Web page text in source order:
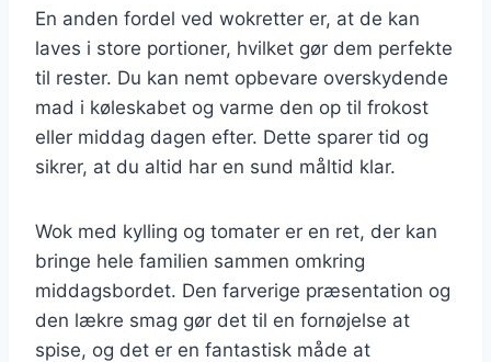
En anden fordel ved wokretter er, at de kan
laves i store portioner, hvilket gør dem perfekte
til rester. Du kan nemt opbevare overskydende
mad i køleskabet og varme den op til frokost
eller middag dagen efter. Dette sparer tid og
sikrer, at du altid har en sund måltid klar.
Wok med kylling og tomater er en ret, der kan
bringe hele familien sammen omkring
middagsbordet. Den farverige præsentation og
den lækre smag gør det til en fornøjelse at
spise, og det er en fantastisk måde at